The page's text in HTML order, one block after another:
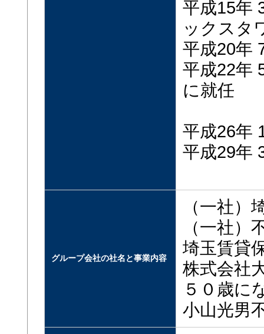
平成15年
ックスタ
平成20年
平成22年
に就任
平成26年
平成29年
グループ会社の社名と事業内容
（一社
（一社）
埼玉賃貸
株式会社
５０歳に
小山光男